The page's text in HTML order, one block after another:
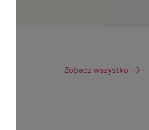
Zobacz wszystko